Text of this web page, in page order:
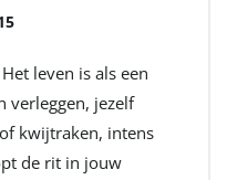
leven is als een
verleggen, jezelf
kwijtraken, intens
de rit in jouw